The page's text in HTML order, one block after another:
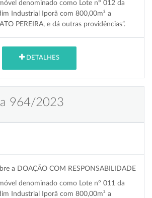
denominado como Lote nº 012 da
Industrial Iporã com 800,00m² a
PEREIRA, e dá outras providências”.
DETALHES
964/2023
a DOAÇÃO COM RESPONSABILIDADE
denominado como Lote nº 011 da
Industrial Iporã com 800,00m² a